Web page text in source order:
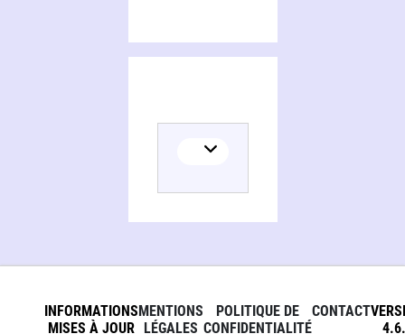
INFORMATIONS
MISES À JOUR
MENTIONS
LÉGALES
POLITIQUE DE
CONFIDENTIALITÉ
CONTACT